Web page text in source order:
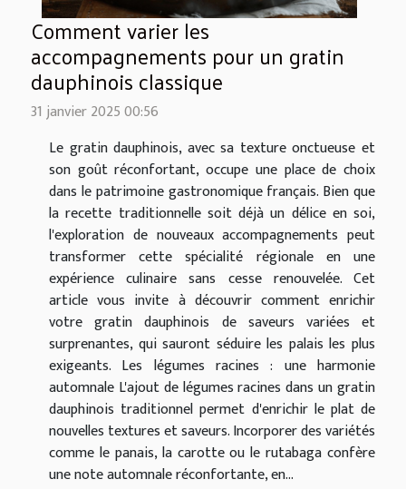
Comment varier les
accompagnements pour un gratin
dauphinois classique
31 janvier 2025 00:56
Le gratin dauphinois, avec sa texture onctueuse et
son goût réconfortant, occupe une place de choix
dans le patrimoine gastronomique français. Bien que
la recette traditionnelle soit déjà un délice en soi,
l'exploration de nouveaux accompagnements peut
transformer cette spécialité régionale en une
expérience culinaire sans cesse renouvelée. Cet
article vous invite à découvrir comment enrichir
votre gratin dauphinois de saveurs variées et
surprenantes, qui sauront séduire les palais les plus
exigeants. Les légumes racines : une harmonie
automnale L'ajout de légumes racines dans un gratin
dauphinois traditionnel permet d'enrichir le plat de
nouvelles textures et saveurs. Incorporer des variétés
comme le panais, la carotte ou le rutabaga confère
une note automnale réconfortante, en...